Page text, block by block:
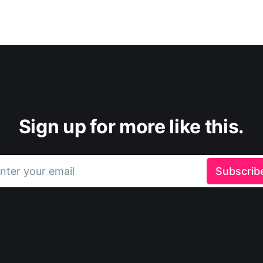
Sign up for more like this.
your email